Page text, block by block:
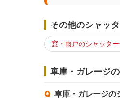
その他のシャッ
窓・雨戸のシャッタ
車庫・ガレージ
車庫・ガレージの